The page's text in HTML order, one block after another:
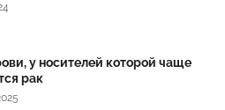
у носителей которой чаще
рак